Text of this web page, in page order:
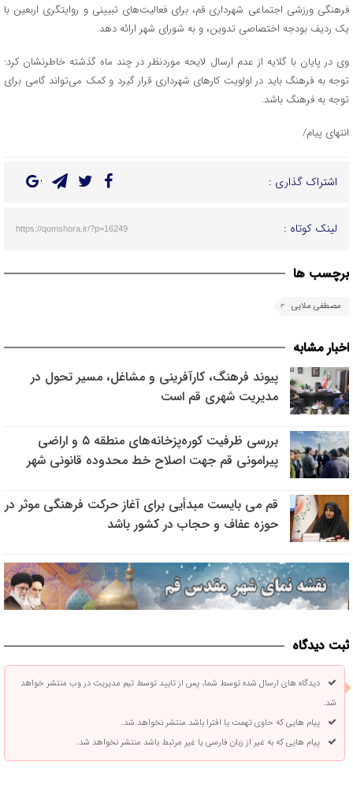
فرهنگی ورزشی اجتماعی شهرداری قم، برای فعالیت‌های تبیینی و روایتگری اربعین با
یک ردیف بودجه اختصاصی تدوین، و به شورای شهر ارائه دهد.
وی در پایان با گلایه از عدم ارسال لایحه موردنظر در چند ماه گذشته خاطرنشان کرد:
توجه به فرهنگ باید در اولویت کارهای شهرداری قرار گیرد و کمک می‌تواند گامی برای
توجه به فرهنگ باشد.
انتهای پیام/
اشتراک گذاری :
لینک کوتاه : https://qomshora.ir/?p=16249
برچسب ها
مصطفی ملایی
اخبار مشابه
پیوند فرهنگ، کارآفرینی و مشاغل، مسیر تحول در
مدیریت شهری قم است
بررسی ظرفیت کوره‌پزخانه‌های منطقه ۵ و اراضی
پیرامونی قم جهت اصلاح خط محدوده قانونی شهر
قم می بایست مبدأیی برای آغاز حرکت فرهنگی موثر در
حوزه عفاف و حجاب در کشور باشد
ثبت دیدگاه
دیدگاه های ارسال شده توسط شما، پس از تایید توسط تیم مدیریت در وب منتشر خواهد
شد.
پیام هایی که حاوی تهمت یا افترا باشد منتشر نخواهد شد.
پیام هایی که به غیر از زبان فارسی یا غیر مرتبط باشد منتشر نخواهد شد.